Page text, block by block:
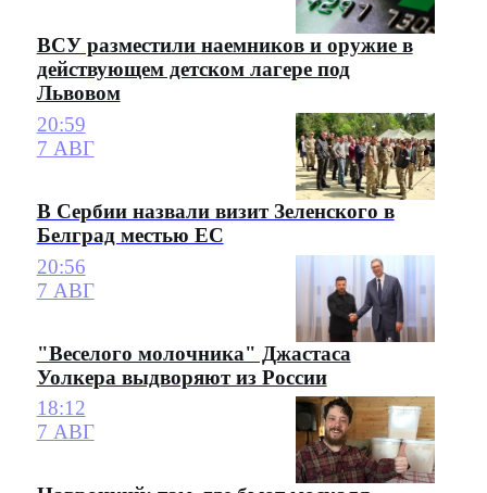
ВСУ разместили наемников и оружие в
действующем детском лагере под
Львовом
20:59
7 АВГ
В Сербии назвали визит Зеленского в
Белград местью ЕС
20:56
7 АВГ
"Веселого молочника" Джастаса
Уолкера выдворяют из России
18:12
7 АВГ